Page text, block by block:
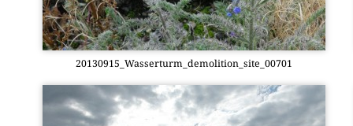
20130915_Wasserturm_demolition_site_00701